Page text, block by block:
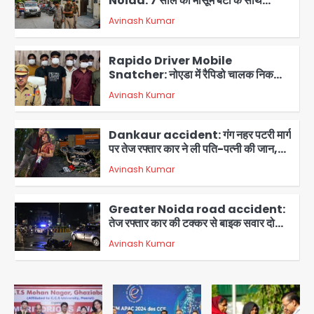
2
अश्लील हरकत करने वाले पिता को मां ने रंगेहाथ
पकड़ा, पुलिस ने किया गिरफ्तार
Avinash Kumar
3
Rapido Driver Mobile
Snatcher: नोएडा में रैपिडो चालक निकला
मोबाइल स्नैचर गैंग का मास्टरमाइंड, जीरा-बॉल
बेचने वालों को बेचता था चोरी के फोन; 8
गिरफ्तार, 98 मोबाइल और 450 पार्ट्स बरामद
Avinash Kumar
4
Dankaur accident: गंग नहर पटरी मार्ग
पर तेज रफ्तार कार ने ली पति-पत्नी की जान,
गांव में मातम
Avinash Kumar
5
Greater Noida road accident:
तेज रफ्तार कार की टक्कर से बाइक सवार दो
युवकों की मौत, परिवारों में मातम
Avinash Kumar
Video call funeral: सोनीपत वृद्धाश्रम
में कपड़ा व्यापारी शिवचरण रामरत्न गुप्ता की मौत: